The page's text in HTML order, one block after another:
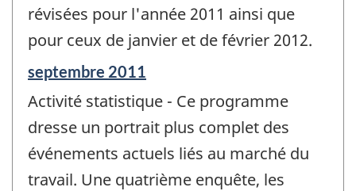
-
révisées pour l'année 2011 ainsi que
pour ceux de janvier et de février 2012.
Période
référence
de
changement
-
septembre 2011
Activité statistique - Ce programme
dresse un portrait plus complet des
événements actuels liés au marché du
travail. Une quatrième enquête, les